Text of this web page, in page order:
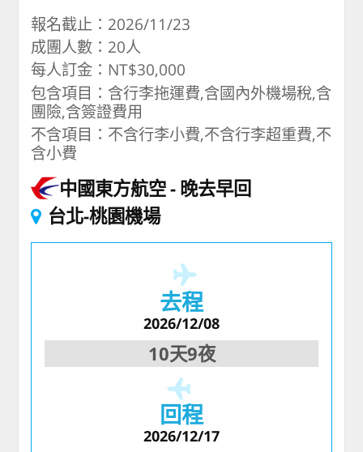
報名截止：2026/11/23
成團人數：20人
每人訂金：NT$30,000
包含項目：含行李拖運費,含國內外機場稅,含
團險,含簽證費用
不含項目：不含行李小費,不含行李超重費,不
含小費
中國東方航空 晚去早回
台北-桃園機場
去程
2026/12/08
10天9夜
回程
2026/12/17